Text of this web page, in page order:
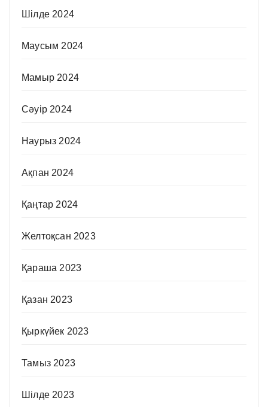
Шілде 2024
Маусым 2024
Мамыр 2024
Сәуір 2024
Наурыз 2024
Ақпан 2024
Қаңтар 2024
Желтоқсан 2023
Қараша 2023
Қазан 2023
Қыркүйек 2023
Тамыз 2023
Шілде 2023